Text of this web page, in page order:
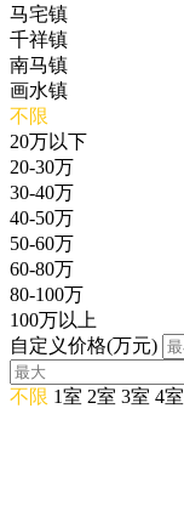
马宅镇
千祥镇
南马镇
画水镇
不限
20万以下
20-30万
30-40万
40-50万
50-60万
60-80万
80-100万
100万以上
自定义价格(万元)
不限 1室 2室 3室 4室